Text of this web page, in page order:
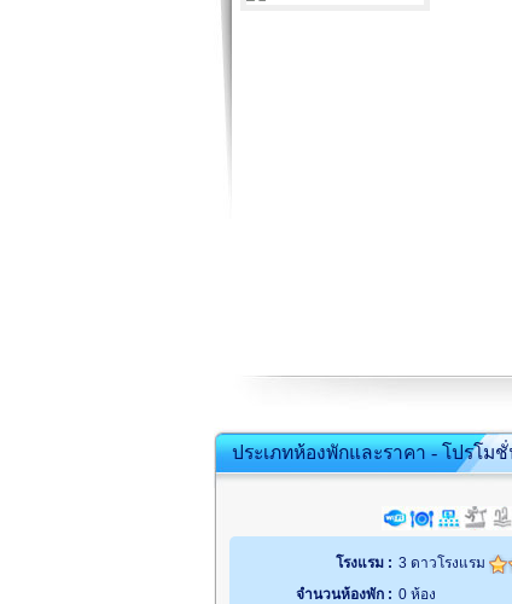
ประเภทห้องพักและราคา - โปรโม
โรงแรม : 3 ดาวโรงแรม
จำนวนห้องพัก : 0 ห้อง